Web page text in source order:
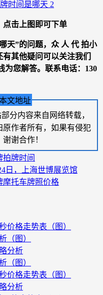
点击上图即可下单
天”的问题， 众 人 代 拍小
其他疑问可以关注我们
您解答。联系电话： 130
文地址
分内容来自网络转载，
原作者所有，如果有侵犯
谢合作！
拍牌时间
日，上海世博展览馆
摩托车牌照价格
价格走势表（图）
（图）
分析
（图）
价格走势表（图）
分析